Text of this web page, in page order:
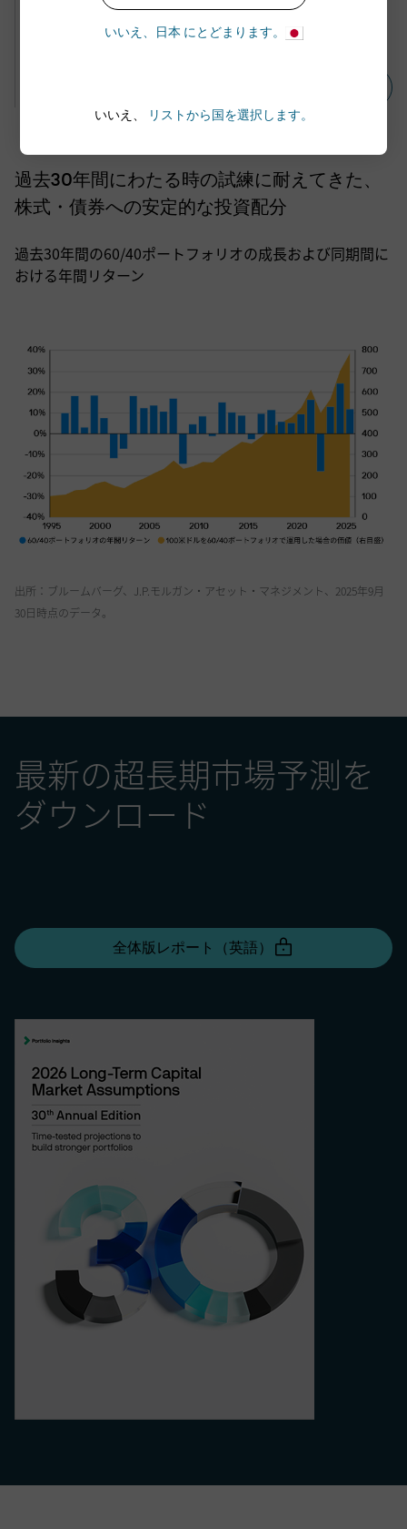
抱える懸念材料の多くは、長期的には改善が見込まれ
過去30年間にわたる時の試練に耐えてきた、
株式・債券への安定的な投資配分
過去30年間の60/40ポートフォリオの成長および同期間に
おける年間リターン
出所：ブルームバーグ、J.P.モルガン・アセット・マネジメント、2025年9月
30日時点のデータ。
最新の超長期市場予測を
ダウンロード
全体版レポート（英語）
いいえ、日本 にとどまります。
いいえ、 リストから国を選択します。